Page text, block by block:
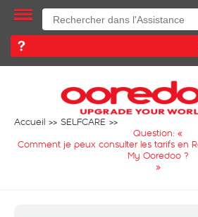
Accueil
SELFCARE
Question: «
Comment je peux consulter les tarifs en
My Ooredoo ?
»